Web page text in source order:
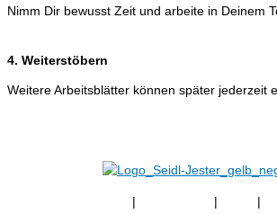
Nimm Dir bewusst Zeit und arbeite in Deinem
4. Weiterstöbern
Weitere Arbeitsblätter können später jederzeit